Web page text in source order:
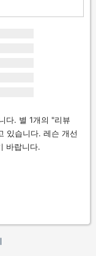
다. 별 1개의 "리뷰
있습니다. 레슨 개선
바랍니다.